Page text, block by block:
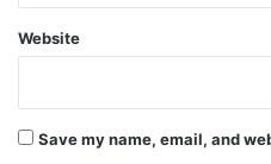
Website
Save my name, email, and